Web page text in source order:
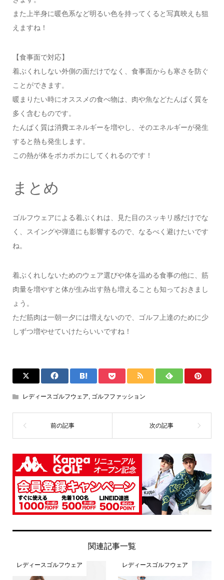
また上半身に暖色系など明るい色を持ってくると写真映えも狙
えますね！
【食事面で対応】
着ぶくれしない外側の面だけでなく、食事面からも寒さを防ぐ
ことができます。
暖まりたい時にオススメの食べ物は、肉や魚などたんぱく質を
多く含むものです。
たんぱく質は消費エネルギーを増やし、そのエネルギーが発生
すると熱も発生します。
この熱が体をポカポカにしてくれるのです！
まとめ
ゴルフウェアによる着ぶくれは、見た目のスッキリ感だけでな
く、スイングや弾道にも影響するので、なるべく避けたいです
ね。
着ぶくれしないためのウェア選びや体を温める食事の他に、筋
肉量を増やすと体が生み出す熱も増えることも知っておきまし
ょう。
ただ筋肉は一朝一夕には増えないので、ゴルフ上達のために少
しずつ増やせていけたらいいですね！
レディースゴルフウェア, ゴルフファッション
関連記事一覧
レディースゴルフウェア レディースゴルフウェア